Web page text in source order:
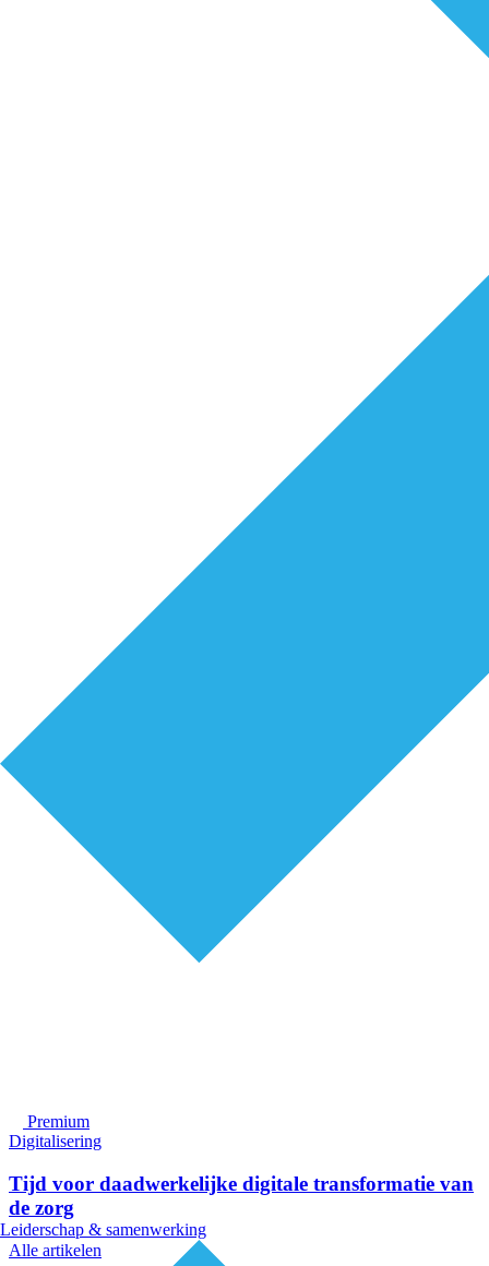
Leiderschap & samenwerking
Premium
Digitalisering
Tijd voor daadwerkelijke digitale transformatie van
de zorg
Alle artikelen